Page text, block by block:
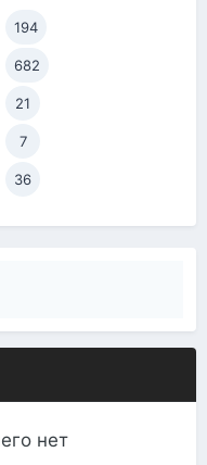
194
682
21
7
36
нет